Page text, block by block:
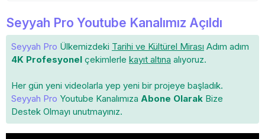
Seyyah Pro Youtube Kanalımız Açıldı
Seyyah Pro Ülkemizdeki Tarihi ve Kültürel Mirası Adım adım
4K Profesyonel çekimlerle kayıt altına alıyoruz.
Her gün yeni videolarla yep yeni bir projeye başladık.
Seyyah Pro Youtube Kanalımıza Abone Olarak Bize
Destek Olmayı unutmayınız.